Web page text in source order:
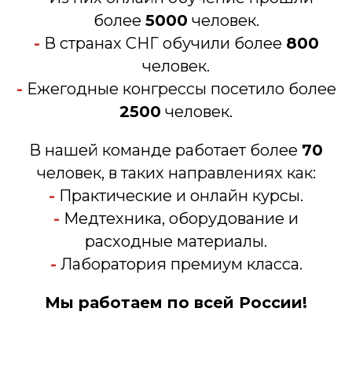
более 5000 человек.
- В странах СНГ обучили более 800
человек.
- Ежегодные конгрессы посетило более
2500 человек.
В нашей команде работает более 70
человек, в таких направлениях как:
- Практические и онлайн курсы.
- Медтехника, оборудование и
расходные материалы.
- Лаборатория премиум класса.
Мы работаем по всей России!